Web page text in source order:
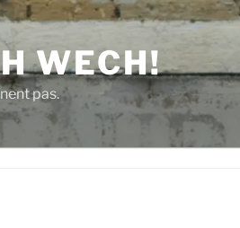
WECH!
pas.